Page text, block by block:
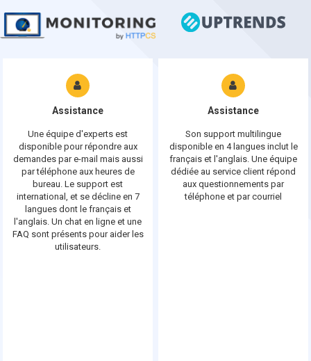
Assistance
Une équipe d'experts est
disponible pour répondre aux
demandes par e-mail mais aussi
par téléphone aux heures de
bureau. Le support est
international, et se décline en 7
langues dont le français et
l'anglais. Un chat en ligne et une
FAQ sont présents pour aider les
utilisateurs.
Assistance
Son support multilingue
disponible en 4 langues inclut le
français et l'anglais. Une équipe
dédiée au service client répond
aux questionnements par
téléphone et par courriel